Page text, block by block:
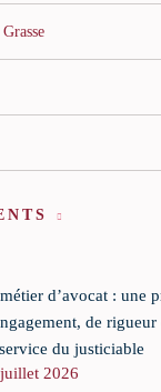
d’avocat : une
de rigueur
du justiciable
2026